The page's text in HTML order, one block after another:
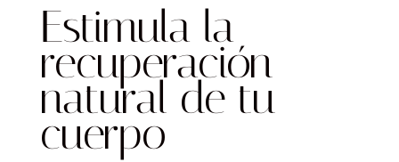
Estimula la
recuperación
natural de tu
cuerpo